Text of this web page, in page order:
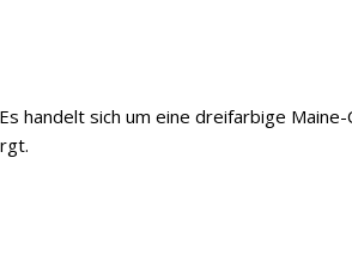
handelt sich um eine dreifarbige